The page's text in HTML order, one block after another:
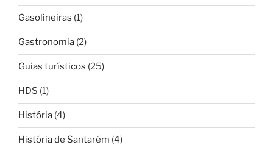
Gasolineiras (1)
Gastronomia (2)
Guias turísticos (25)
HDS (1)
História (4)
História de Santarém (4)